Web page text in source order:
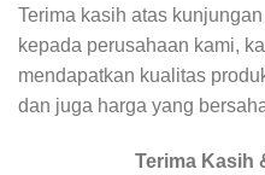
Terima kasih atas
kepada perusahaan kami,
mendapatkan kualitas
dan juga harga yang
Terima Kasih